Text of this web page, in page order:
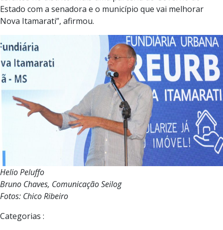
Estado com a senadora e o município que vai melhorar
Nova Itamarati”, afirmou.
Helio Peluffo
Bruno Chaves, Comunicação Seilog
Fotos: Chico Ribeiro
Categorias :